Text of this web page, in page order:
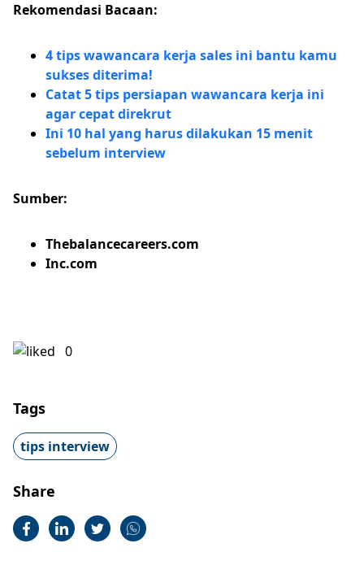
Rekomendasi Bacaan:
4 tips wawancara kerja sales ini bantu kamu
sukses diterima!
Catat 5 tips persiapan wawancara kerja ini
agar cepat direkrut
Ini 10 hal yang harus dilakukan 15 menit
sebelum interview
Sumber:
Thebalancecareers.com
Inc.com
0
Tags
tips interview
Share